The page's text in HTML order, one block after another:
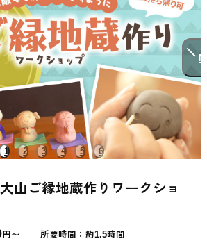
1 2 3 4 5 6
山ご縁地蔵作りワークショ
円〜 所要時間：約1.5時間